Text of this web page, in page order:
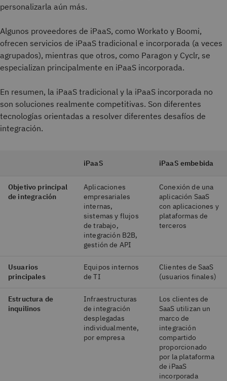
personalizarla aún más.
Algunos proveedores de iPaaS, como Workato y Boomi,
ofrecen servicios de iPaaS tradicional e incorporada (a veces
agrupados), mientras que otros, como Paragon y Cyclr, se
especializan principalmente en iPaaS incorporada.
En resumen, la iPaaS tradicional y la iPaaS incorporada no
son soluciones realmente competitivas. Son diferentes
tecnologías orientadas a resolver diferentes desafíos de
integración.
iPaaS iPaaS embebida
Objetivo principal
de integración
Aplicaciones
empresariales
internas,
sistemas y flujos
de trabajo,
integración B2B,
gestión de API
Conexión de una
aplicación SaaS
con aplicaciones y
plataformas de
terceros
Usuarios
principales
Equipos internos
de TI
Clientes de SaaS
(usuarios finales)
Estructura de
inquilinos
Infraestructuras
de integración
desplegadas
individualmente,
por empresa
Los clientes de
SaaS utilizan un
marco de
integración
compartido
proporcionado
por la plataforma
de iPaaS
incorporada